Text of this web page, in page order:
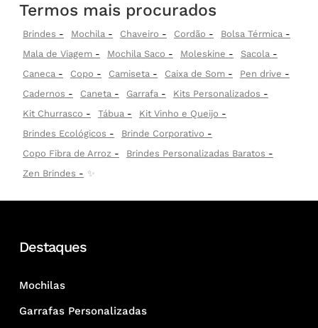
Termos mais procurados
Brindes Mochila Chaveiro Cordão
Bolsa Térmica
Mala de Viagem
Mochila Saco Moleskine
Sacola
Caneca
Copo Camiseta Caixa de Som
Pen drive
Cadernos
Caneta Garrafa
Kits Personalizados
Kit Churrasco
Tábua
Kit Vinho e Queijo
Brindes Ecológicos
Brinde Corporativo
Copo Fibra de Arroz
Brindes Personalizadas Baratos
Zen Brindes
✨
Destaques
Mochilas
Garrafas Personalizadas